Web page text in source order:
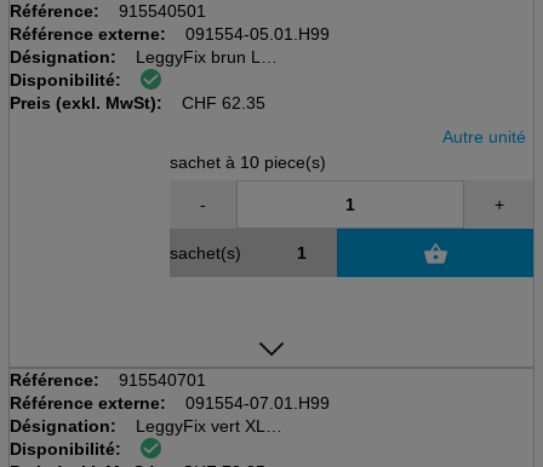
Référence:
915540501
Référence externe:
091554-05.01.H99
Désignation:
LeggyFix brun L
Sachet à 10 pcs
Fixation pour poche urinaire
Disponibilité:
Preis (exkl. MwSt):
CHF 62.35
Autre unité
sachet à 10 piece(s)
- +
sachet(s)
Référence:
915540701
Référence externe:
091554-07.01.H99
Désignation:
LeggyFix vert XL
Sachet à 10 pcs
Disponibilité: